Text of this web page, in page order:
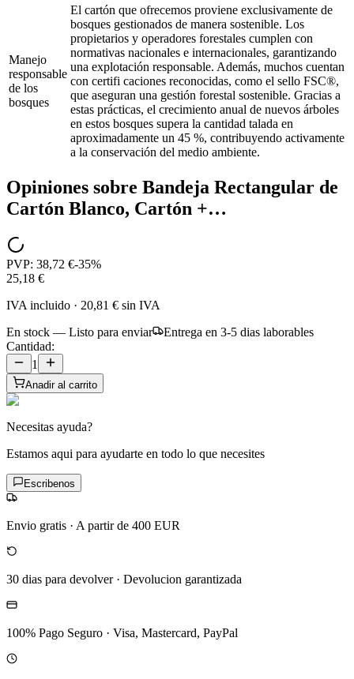
Manejo
responsable
de los
bosques
El cartón que ofrecemos proviene exclusivamente de
bosques gestionados de manera sostenible. Los
propietarios y operadores forestales cumplen con
normativas nacionales e internacionales, garantizando
una explotación responsable. Además, muchos cuentan
con certifi caciones reconocidas, como el sello FSC®,
que aseguran una gestión forestal sostenible. Gracias a
estas prácticas, el crecimiento anual de nuevos árboles
en estos bosques supera la cantidad talada en
aproximadamente un 45 %, contribuyendo activamente
a la conservación del medio ambiente.
Opiniones sobre Bandeja Rectangular de
Cartón Blanco, Cartón +…
PVP: 38,72 €-35%
25,18 €
IVA incluido · 20,81 € sin IVA
En stock — Listo para enviar
Entrega en 3-5 dias laborables
Cantidad:
1
Anadir al carrito
Necesitas ayuda?
Estamos aqui para ayudarte en todo lo que necesites
Escribenos
Envio gratis · A partir de 400 EUR
30 dias para devolver· Devolucion garantizada
100% Pago Seguro · Visa, Mastercard, PayPal